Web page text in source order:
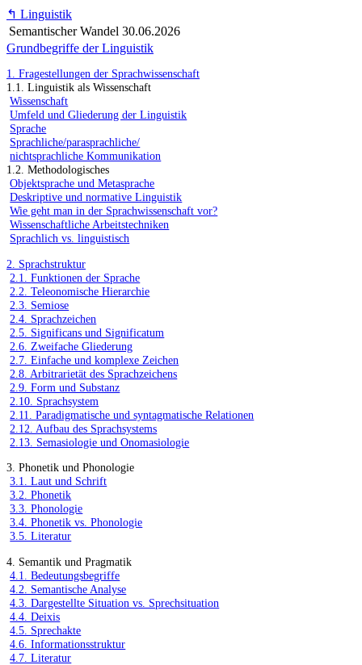
↰ Linguistik
Semantischer Wandel 30.06.2026
Grundbegriffe der Linguistik
1. Fragestellungen der Sprachwissenschaft
1.1. Linguistik als Wissenschaft
Wissenschaft
Umfeld und Gliederung der Linguistik
Sprache
Sprachliche/parasprachliche/
nichtsprachliche Kommunikation
1.2. Methodologisches
Objektsprache und Metasprache
Deskriptive und normative Linguistik
Wie geht man in der Sprachwissenschaft vor?
Wissenschaftliche Arbeitstechniken
Sprachlich vs. linguistisch
2. Sprachstruktur
2.1. Funktionen der Sprache
2.2. Teleonomische Hierarchie
2.3. Semiose
2.4. Sprachzeichen
2.5. Significans und Significatum
2.6. Zweifache Gliederung
2.7. Einfache und komplexe Zeichen
2.8. Arbitrarietät des Sprachzeichens
2.9. Form und Substanz
2.10. Sprachsystem
2.11. Paradigmatische und syntagmatische Relationen
2.12. Aufbau des Sprachsystems
2.13. Semasiologie und Onomasiologie
3. Phonetik und Phonologie
3.1. Laut und Schrift
3.2. Phonetik
3.3. Phonologie
3.4. Phonetik vs. Phonologie
3.5. Literatur
4. Semantik und Pragmatik
4.1. Bedeutungsbegriffe
4.2. Semantische Analyse
4.3. Dargestellte Situation vs. Sprechsituation
4.4. Deixis
4.5. Sprechakte
4.6. Informationsstruktur
4.7. Literatur